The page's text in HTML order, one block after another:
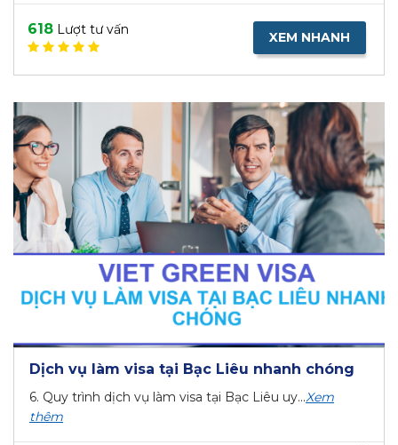
618 Lượt tư vấn XEM NHANH
Dịch vụ làm visa tại Bạc Liêu nhanh chóng
6. Quy trình dịch vụ làm visa tại Bạc Liêu uy...Xem
thêm